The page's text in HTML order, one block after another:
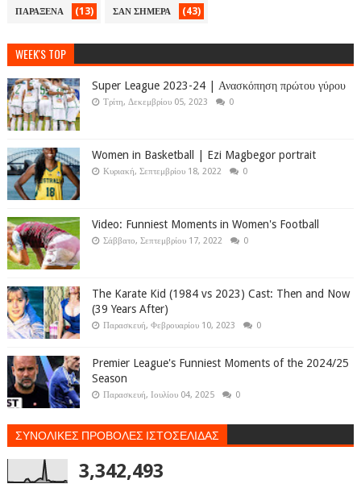
ΠΑΡΑΞΕΝΑ (13) ΣΑΝ ΣΗΜΕΡΑ (43)
WEEK'S TOP
Super League 2023-24 | Ανασκόπηση πρώτου γύρου
Τρίτη, Δεκεμβρίου 05, 2023 0
Women in Basketball | Ezi Magbegor portrait
Κυριακή, Σεπτεμβρίου 18, 2022 0
Video: Funniest Moments in Women's Football
Σάββατο, Σεπτεμβρίου 17, 2022 0
The Karate Kid (1984 vs 2023) Cast: Then and Now
(39 Years After)
Παρασκευή, Φεβρουαρίου 10, 2023 0
Premier League's Funniest Moments of the 2024/25
Season
Παρασκευή, Ιουλίου 04, 2025 0
ΣΥΝΟΛΙΚΕΣ ΠΡΟΒΟΛΕΣ ΙΣΤΟΣΕΛΙΔΑΣ
3,342,493